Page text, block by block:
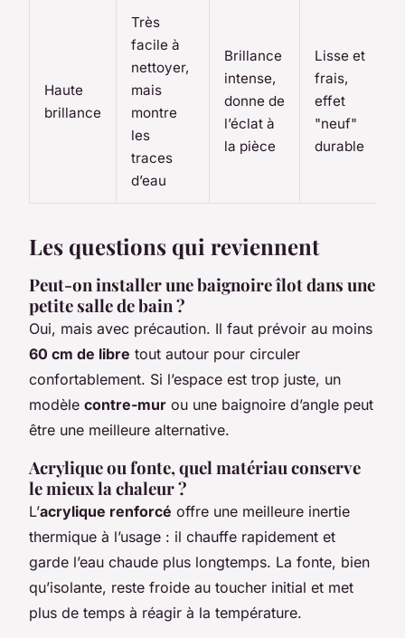
Haute
brillance
Très
facile à
nettoyer,
mais
montre
les
traces
d’eau
Brillance
intense,
donne de
l’éclat à
la pièce
Lisse et
frais,
effet
"neuf"
durable
Les questions qui reviennent
Peut-on installer une baignoire îlot dans une
petite salle de bain ?
Oui, mais avec précaution. Il faut prévoir au moins
60 cm de libre tout autour pour circuler
confortablement. Si l’espace est trop juste, un
modèle contre-mur ou une baignoire d’angle peut
être une meilleure alternative.
Acrylique ou fonte, quel matériau conserve
le mieux la chaleur ?
L’acrylique renforcé offre une meilleure inertie
thermique à l’usage : il chauffe rapidement et
garde l’eau chaude plus longtemps. La fonte, bien
qu’isolante, reste froide au toucher initial et met
plus de temps à réagir à la température.